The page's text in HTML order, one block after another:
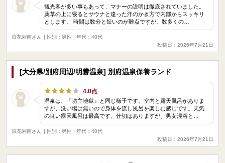
観光客が多い事もあって、マナーの説明は徹底されていました。
薬草の上に寝るとサウナと違った汗のかき方で内部からスッキリ
とします。 時間は数分と短いのが難点ですが、数多くの…
浪花湘南さん
| 性別：男性 | 年代：40代
投稿日：2026年7月21日
[大分県/別府周辺/明礬温泉] 別府温泉保養ランド
4.0点
温泉は、『坊主地獄』と同じ様子です。室内と露天風呂がありま
すが、洗い場は無いので身体を流し風呂を楽しむ感じです。天気
の良い露天風呂は最高です。仕切はありますが、男女混浴と…
浪花湘南さん
| 性別：男性 | 年代：40代
投稿日：2026年7月21日